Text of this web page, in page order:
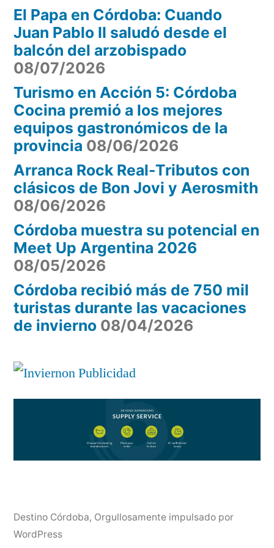
Tulumba
El Papa en Córdoba: Cuando
Juan Pablo II saludó desde el
balcón del arzobispado
08/07/2026
Turismo en Acción 5: Córdoba
Cocina premió a los mejores
equipos gastronómicos de la
provincia 08/06/2026
Arranca Rock Real-Tributos con
clásicos de Bon Jovi y Aerosmith
08/06/2026
Córdoba muestra su potencial en
Meet Up Argentina 2026
08/05/2026
Córdoba recibió más de 750 mil
turistas durante las vacaciones
de invierno 08/04/2026
Destino Córdoba, Orgullosamente impulsado por
WordPress